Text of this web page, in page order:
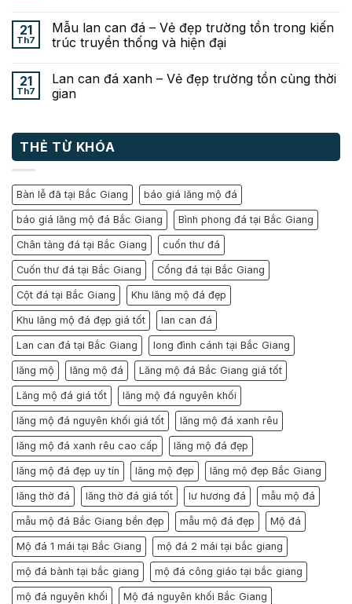
21
Th7
Mẫu lan can đá – Vẻ đẹp trường tồn trong kiến
trúc truyền thống và hiện đại
21
Th7
Lan can đá xanh – Vẻ đẹp trường tồn cùng thời
gian
THẺ TỪ KHÓA
Bàn lễ đã tại Bắc Giang báo giá lăng mộ đá
báo giá lăng mộ đá Bắc Giang Bình phong đá tại Bắc Giang
Chân tảng đá tại Bắc Giang cuốn thư đá
Cuốn thư đá tại Bắc Giang Cổng đá tại Bắc Giang
Cột đá tại Bắc Giang Khu lăng mộ đá đẹp
Khu lăng mộ đá đẹp giá tốt lan can đá
Lan can đá tại Bắc Giang long đình cánh tại Bắc Giang
lăng mộ lăng mộ đá Lăng mộ đá Bắc Giang giá tốt
Lăng mộ đá giá tốt lăng mộ đá nguyên khối
lăng mộ đá nguyên khối giá tốt lăng mộ đá xanh rêu
lăng mộ đá xanh rêu cao cấp lăng mộ đá đẹp
lăng mộ đá đẹp uy tín lăng mộ đẹp lăng mộ đẹp Bắc Giang
lăng thờ đá lăng thờ đá giá tốt lư hương đá mẫu mộ đá
mẫu mộ đá Bắc Giang bền đẹp mẫu mộ đá đẹp Mộ đá
Mộ đá 1 mái tại Bắc Giang mộ đá 2 mái tại bắc giang
mộ đá bành tại bắc giang mộ đá công giáo tại bắc giang
mộ đá nguyên khối Mộ đá nguyên khối Bắc Giang